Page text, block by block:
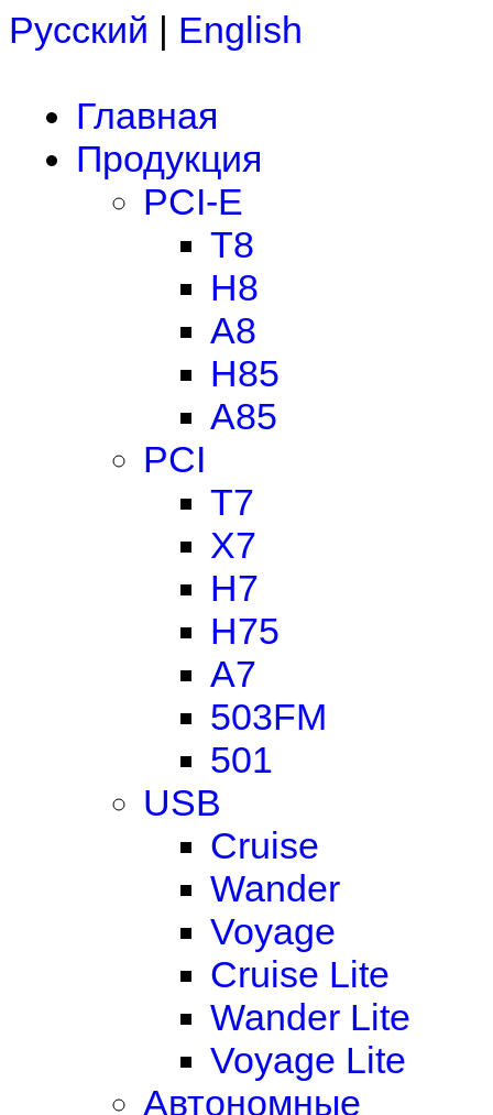
Русский | English
Главная
Продукция
PCI-E
T8
H8
A8
H85
A85
PCI
T7
X7
H7
H75
A7
503FM
501
USB
Cruise
Wander
Voyage
Cruise Lite
Wander Lite
Voyage Lite
Автономные